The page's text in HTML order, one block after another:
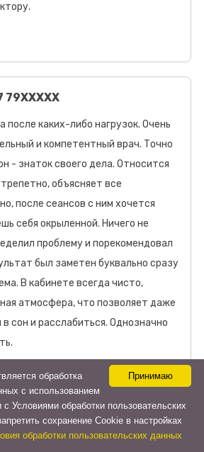
79XXXXX
после каких-либо нагрузок. Очень
и компетентный врач. Точно
- знаток своего дела. Относится
объясняет все
после сеансов с ним хочется
себя окрыленной. Ничего не
проблему и порекомендовал
был заметен буквально сразу
В кабинете всегда чисто,
атмосфера, что позволяет даже
в сон и расслабиться. Однозначно
Принимаю
обработка
с использованием
с Условиями обработки пользовательских
сохранение Cookie в настройках
обработки пользовательских данных